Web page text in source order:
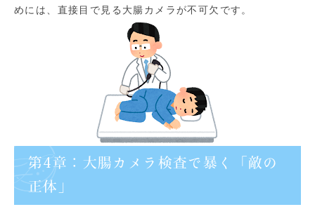
めには、直接目で見る大腸カメラが不可欠です。
第4章：大腸カメラ検査で暴く「敵の
正体」